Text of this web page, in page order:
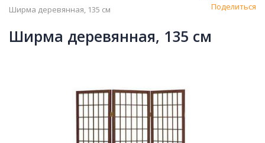
Ширма деревянная, 135 см
Поделиться
Ширма деревянная, 135 см